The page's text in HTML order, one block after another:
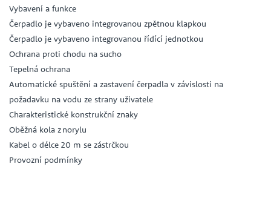
Vybavení a funkce
Čerpadlo je vybaveno integrovanou zpětnou klapkou
Čerpadlo je vybaveno integrovanou řídící jednotkou
Ochrana proti chodu na sucho
Tepelná ochrana
Automatické spuštění a zastavení čerpadla v závislosti na
požadavku na vodu ze strany uživatele
Charakteristické konstrukční znaky
Oběžná kola z norylu
Kabel o délce 20 m se zástrčkou
Provozní podmínky